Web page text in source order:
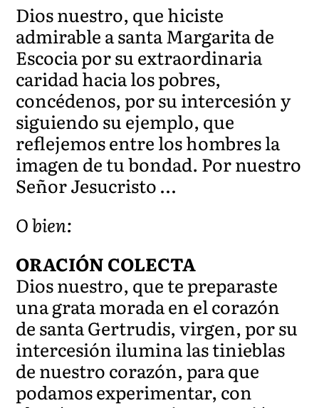
Dios nuestro, que hiciste
admirable a santa Margarita de
Escocia por su extraordinaria
caridad hacia los pobres,
concédenos, por su intercesión y
siguiendo su ejemplo, que
reflejemos entre los hombres la
imagen de tu bondad. Por nuestro
Señor Jesucristo …
O bien:
ORACIÓN COLECTA
Dios nuestro, que te preparaste
una grata morada en el corazón
de santa Gertrudis, virgen, por su
intercesión ilumina las tinieblas
de nuestro corazón, para que
podamos experimentar, con